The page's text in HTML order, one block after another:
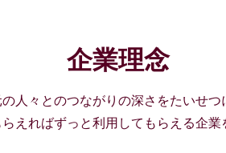
企業理念
人々とのつながりの深さをたいせつ
えればずっと利用してもらえる企業